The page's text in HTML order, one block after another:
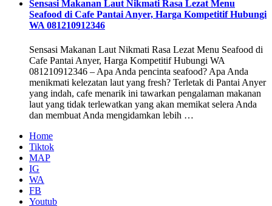
Sensasi Makanan Laut Nikmati Rasa Lezat Menu
Seafood di Cafe Pantai Anyer, Harga Kompetitif Hubungi
WA 081210912346
Sensasi Makanan Laut Nikmati Rasa Lezat Menu Seafood di
Cafe Pantai Anyer, Harga Kompetitif Hubungi WA
081210912346 – Apa Anda pencinta seafood? Apa Anda
menikmati kelezatan laut yang fresh? Terletak di Pantai Anyer
yang indah, cafe menarik ini tawarkan pengalaman makanan
laut yang tidak terlewatkan yang akan memikat selera Anda
dan membuat Anda mengidamkan lebih …
Home
Tiktok
MAP
IG
WA
FB
Youtub